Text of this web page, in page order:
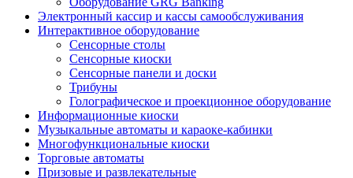
Электронный кассир и кассы самообслуживания
Интерактивное оборудование
Сенсорные столы
Сенсорные киоски
Сенсорные панели и доски
Трибуны
Голографическое и проекционное оборудование
Информационные киоски
Музыкальные автоматы и караоке-кабинки
Многофункциональные киоски
Торговые автоматы
Призовые и развлекательные